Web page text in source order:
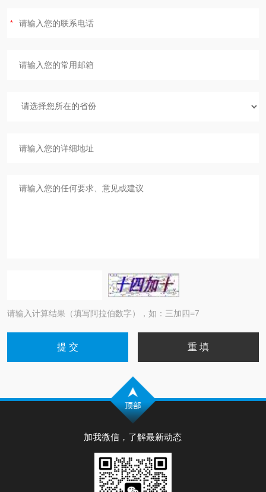
请输入计算结果（填写阿拉伯数字），如：三加四=7
加我微信，了解最新动态